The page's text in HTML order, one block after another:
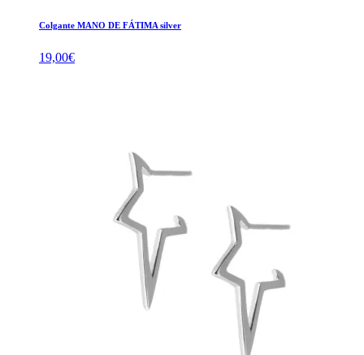
Colgante MANO DE FÁTIMA silver
19,00€